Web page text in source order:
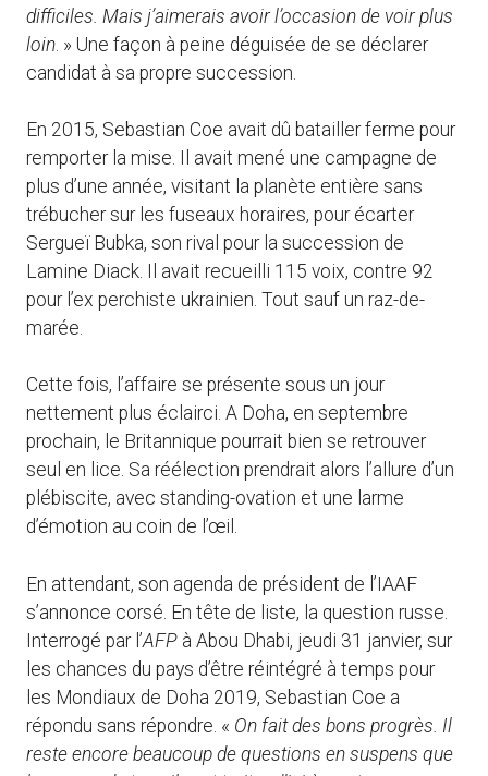
difficiles. Mais j’aimerais avoir l’occasion de voir plus
loin . » Une façon à peine déguisée de se déclarer
candidat à sa propre succession.
En 2015, Sebastian Coe avait dû batailler ferme pour
remporter la mise. Il avait mené une campagne de
plus d’une année, visitant la planète entière sans
trébucher sur les fuseaux horaires, pour écarter
Sergueï Bubka, son rival pour la succession de
Lamine Diack. Il avait recueilli 115 voix, contre 92
pour l’ex perchiste ukrainien. Tout sauf un raz-de-
marée.
Cette fois, l’affaire se présente sous un jour
nettement plus éclairci. A Doha, en septembre
prochain, le Britannique pourrait bien se retrouver
seul en lice. Sa réélection prendrait alors l’allure d’un
plébiscite, avec standing-ovation et une larme
d’émotion au coin de l’œil.
En attendant, son agenda de président de l’IAAF
s’annonce corsé. En tête de liste, la question russe.
Interrogé par l’AFP à Abou Dhabi, jeudi 31 janvier, sur
les chances du pays d’être réintégré à temps pour
les Mondiaux de Doha 2019, Sebastian Coe a
répondu sans répondre. « On fait des bons progrès. Il
reste encore beaucoup de questions en suspens que